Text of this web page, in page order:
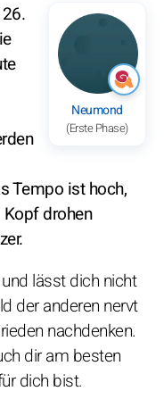
Neumond
(Erste Phase)
Tempo ist hoch,
drohen
lässt dich nicht
der anderen nervt
nachdenken.
dir am besten
dich bist.